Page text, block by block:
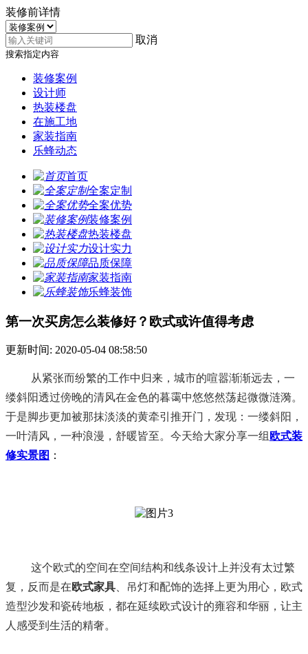
装修前详情
取消
搜索指定内容
装修案例
设计师
热装楼盘
在施工地
家装指南
乐蜂动态
首页
全案定制
全案优势
装修案例
热装楼盘
设计实力
品质保障
家装指南
乐蜂装饰
第一次买房怎么装修好？欧式或许值得考虑
更新时间: 2020-05-04 08:58:50
从紧张而纷繁的工作中归来，城市的喧嚣渐渐远去，一
缕斜阳透过傍晚的清风在金色的暮霭中悠悠然荡起微微涟漪。
于是脚步更加被那抹淡淡的黄牵引推开门，发现：一缕斜阳，
一叶清风，一种浪漫，舒暖皆至。今天给大家分享一组 欧式装
修实景图 ：
这个欧式的空间在空间结构和线条设计上并没有太过繁
复，反而是在欧式家具、吊灯和配饰的选择上更为用心，欧式
造型沙发和瓷砖地板，都在延续欧式设计的雍容和华丽，让主
人感受到生活的精奢。